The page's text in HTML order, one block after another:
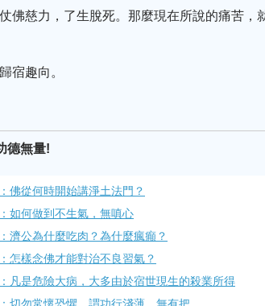
佛慈力，了生脫死。那麼現在所說的痛苦，
宿趣向。
德無量!
佛從何時開始講淨土法門？
如何做到不生氣，無嗔心
濟公為什麼吃肉？為​什麼瘋癲？
怎樣念佛才能對治不良習氣？
凡是危險大病，大多由於宿世現生的殺業所得